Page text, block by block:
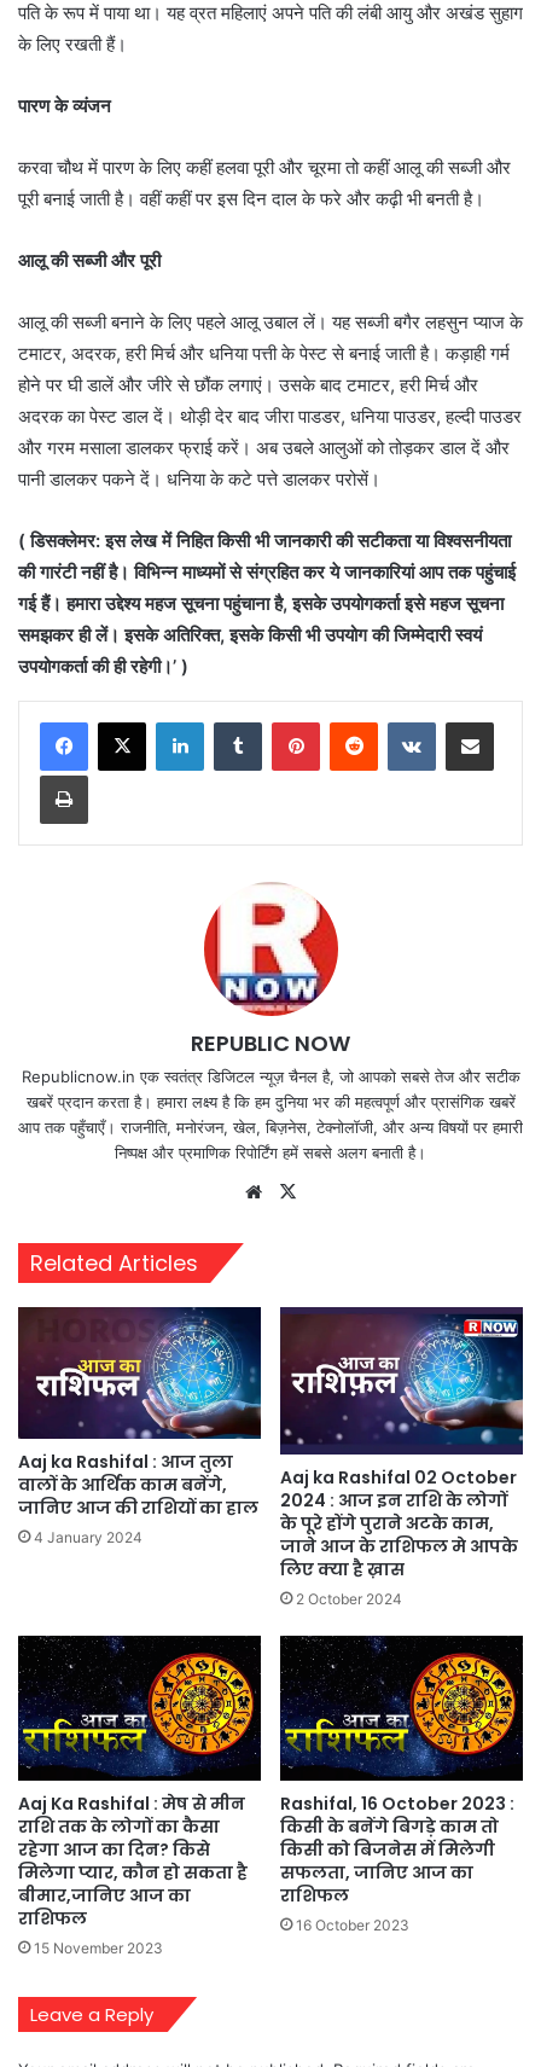
पति के रूप में पाया था। यह व्रत महिलाएं अपने पति की लंबी आयु और अखंड सुहाग
के लिए रखती हैं।
पारण के व्यंजन
करवा चौथ में पारण के लिए कहीं हलवा पूरी और चूरमा तो कहीं आलू की सब्जी और
पूरी बनाई जाती है। वहीं कहीं पर इस दिन दाल के फरे और कढ़ी भी बनती है।
आलू की सब्जी और पूरी
आलू की सब्जी बनाने के लिए पहले आलू उबाल लें। यह सब्जी बगैर लहसुन प्याज के
टमाटर, अदरक, हरी मिर्च और धनिया पत्ती के पेस्ट से बनाई जाती है। कड़ाही गर्म
होने पर घी डालें और जीरे से छौंक लगाएं। उसके बाद टमाटर, हरी मिर्च और
अदरक का पेस्ट डाल दें। थोड़ी देर बाद जीरा पाडडर, धनिया पाउडर, हल्दी पाउडर
और गरम मसाला डालकर फ्राई करें। अब उबले आलुओं को तोड़कर डाल दें और
पानी डालकर पकने दें। धनिया के कटे पत्ते डालकर परोसें।
( डिसक्लेमर: इस लेख में निहित किसी भी जानकारी की सटीकता या विश्वसनीयता
की गारंटी नहीं है। विभिन्न माध्यमों से संग्रहित कर ये जानकारियां आप तक पहुंचाई
गई हैं। हमारा उद्देश्य महज सूचना पहुंचाना है, इसके उपयोगकर्ता इसे महज सूचना
समझकर ही लें। इसके अतिरिक्त, इसके किसी भी उपयोग की जिम्मेदारी स्वयं
उपयोगकर्ता की ही रहेगी।’ )
LinkedInTumblr PinterestReddit VKontakteShare via Email
Print
REPUBLIC NOW
Republicnow.in एक स्वतंत्र डिजिटल न्यूज़ चैनल है, जो आपको सबसे तेज और सटीक
खबरें प्रदान करता है। हमारा लक्ष्य है कि हम दुनिया भर की महत्वपूर्ण और प्रासंगिक खबरें
आप तक पहुँचाएँ। राजनीति, मनोरंजन, खेल, बिज़नेस, टेक्नोलॉजी, और अन्य विषयों पर हमारी
निष्पक्ष और प्रमाणिक रिपोर्टिंग हमें सबसे अलग बनाती है।
Website
Related Articles
Aaj ka Rashifal : आज तुला
वालों के आर्थिक काम बनेंगे,
जानिए आज की राशियों का हाल
4 January 2024
Aaj ka Rashifal 02 October
2024 : आज इन राशि के लोगों
के पूरे होंगे पुराने अटके काम,
जाने आज के राशिफल मे आपके
लिए क्या है ख़ास
2 October 2024
Aaj Ka Rashifal : मेष से मीन
राशि तक के लोगों का कैसा
रहेगा आज का दिन? किसे
मिलेगा प्यार, कौन हो सकता है
बीमार,जानिए आज का
राशिफल
15 November 2023
Rashifal, 16 October 2023 :
किसी के बनेंगे बिगड़े काम तो
किसी को बिजनेस में मिलेगी
सफलता, जानिए आज का
राशिफल
16 October 2023
Leave a Reply